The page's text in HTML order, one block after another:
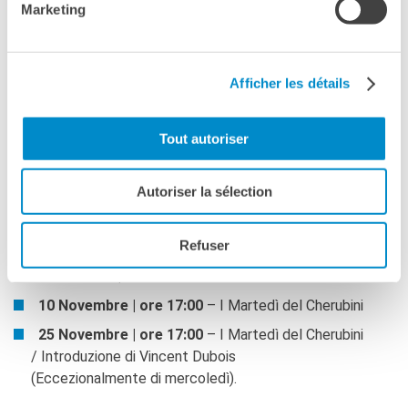
Marketing
Afficher les détails
Tout autoriser
Autoriser la sélection
Refuser
La rassegna «I Martedì del Cherubini» torna a animare i
Tutti i concerti si terranno ilmartedì pomeriggio alle ore
. Di seguito il calendario completo degli incontri da
segnare in agenda:
CALENDARIO DEGLI APPUNTAMENTI 2026
13 Ottobre | ore 17:00– I Martedì del Cherubini
10 Novembre | ore 17:00 – I Martedì del Cherubini
25 Novembre | ore 17:00 – I Martedì del Cherubini
/ Introduzione di Vincent Dubois
(Eccezionalmente di mercoledì).